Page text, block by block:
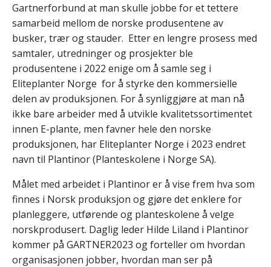
Gartnerforbund at man skulle jobbe for et tettere
samarbeid mellom de norske produsentene av
busker, trær og stauder. Etter en lengre prosess med
samtaler, utredninger og prosjekter ble
produsentene i 2022 enige om å samle seg i
Eliteplanter Norge for å styrke den kommersielle
delen av produksjonen. For å synliggjøre at man nå
ikke bare arbeider med å utvikle kvalitetssortimentet
innen E-plante, men favner hele den norske
produksjonen, har Eliteplanter Norge i 2023 endret
navn til Plantinor (Planteskolene i Norge SA).
Målet med arbeidet i Plantinor er å vise frem hva som
finnes i Norsk produksjon og gjøre det enklere for
planleggere, utførende og planteskolene å velge
norskprodusert. Daglig leder Hilde Liland i Plantinor
kommer på GARTNER2023 og forteller om hvordan
organisasjonen jobber, hvordan man ser på